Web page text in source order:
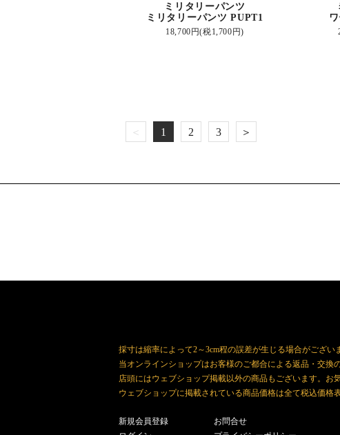
ミリタリーパンツ
ミリタリーパンツ PUPT1
18,700円(税1,700円)
＜ 1 2 3 ＞
採寸は縮率によって2～3cm程の誤差が生じる場合がござい
当オンラインショップはお客様のご都合による返品・交換
店頭にはウェブショップ掲載以外の商品もございます。お
ウェブショップに掲載されている商品価格は全て税込価格
新規会員登録
お問合せ